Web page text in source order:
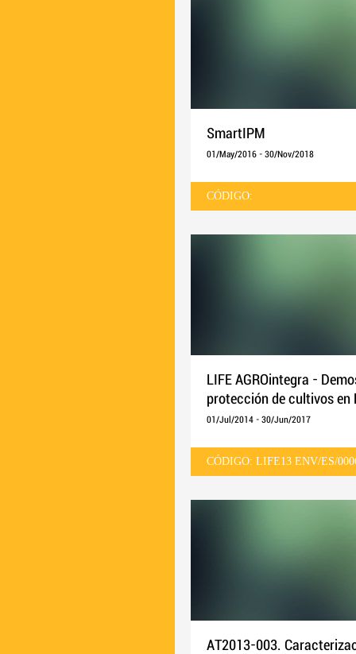
SmartIPM
01/May/2016 - 30/Nov/2018
CÓDIGO:
LIFE AGROintegra -
protección de cultivos en
01/Jul/2014 - 30/Jun/2017
CÓDIGO: LIFE13 ENV/ES/
AT2013-003.